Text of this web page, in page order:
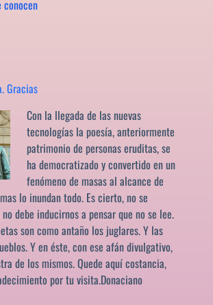
Gracias
Con la llegada de las nuevas
tecnologías la poesía, anteriormente
patrimonio de personas eruditas, se
ha democratizado y convertido en un
fenómeno de masas al alcance de
lo inundan todo. Es cierto, no se
debe inducirnos a pensar que no se lee.
son como antaño los juglares. Y las
Y en éste, con ese afán divulgativo,
de los mismos. Quede aquí costancia,
por tu visita.Donaciano